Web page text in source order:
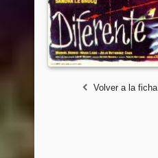
Volver a la ficha